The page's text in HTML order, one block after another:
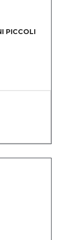
PICCOLI